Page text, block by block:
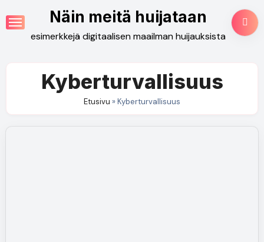
to
content
Näin meitä huijataan
esimerkkejä digitaalisen maailman huijauksista
Kyberturvallisuus
Etusivu »Kyberturvallisuus